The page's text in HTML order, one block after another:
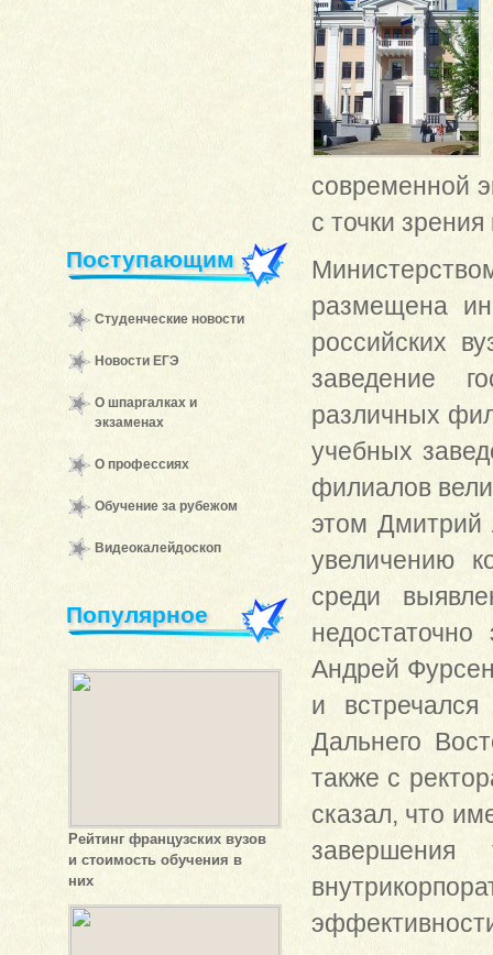
Поступающим
Студенческие новости
Новости ЕГЭ
О шпаргалках и
экзаменах
О профессиях
Обучение за рубежом
Видеокалейдоскоп
Популярное
Рейтинг французских вузов
и стоимость обучения в
них
современной
с точки
размещена
российских
заведение
различных
учебных
филиалов
этом Дмитрий
увеличению
среди
Андрей
и встречался
Дальнего
также с
сказал, что